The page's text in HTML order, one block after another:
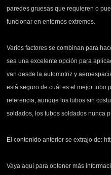
paredes gruesas que requieren o
funcionar en entornos extremos.
Varios factores se combinan para
sea una excelente opción para
van desde la automotriz y
está seguro de cuál es el mejor tubo
referencia, aunque los tubos sin
soldados, los tubos soldados nunca
El contenido anterior se extrajo de:
Vaya aquí para obtener más